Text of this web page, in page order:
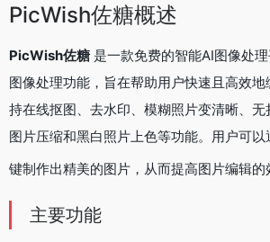
PicWish佐糖概述
PicWish佐糖是一款免费的智能AI图像处
图像处理功能，旨在帮助用户快速且高效
持在线抠图、去水印、模糊照片变清晰、无
图片压缩和黑白照片上色等功能。用户可
键制作出精美的图片，从而提高图片编辑的
主要功能